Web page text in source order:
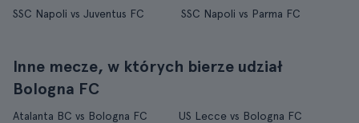
SSC Napoli vs Juventus FC
SSC Napoli vs Parma FC
Inne mecze, w których bierze udział
Bologna FC
Atalanta BC vs Bologna FC
US Lecce vs Bologna FC